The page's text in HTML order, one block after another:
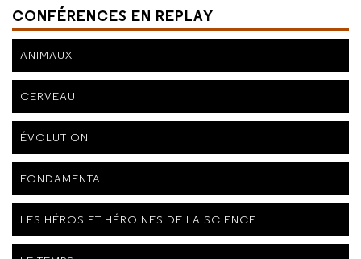
CONFÉRENCES EN REPLAY
ANIMAUX
CERVEAU
ÉVOLUTION
FONDAMENTAL
LES HÉROS ET HÉROÏNES DE LA SCIENCE